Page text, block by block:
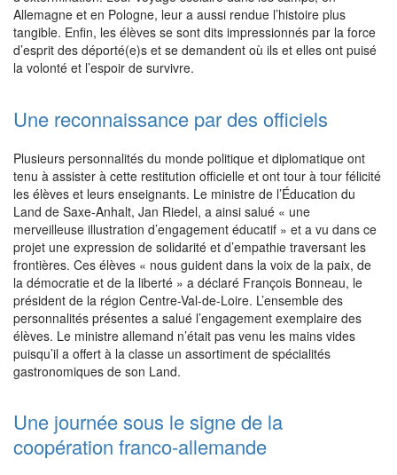
Allemagne et en Pologne, leur a aussi rendue l’histoire plus
tangible. Enfin, les élèves se sont dits impressionnés par la force
d’esprit des déporté(e)s et se demandent où ils et elles ont puisé
la volonté et l’espoir de survivre.
Une reconnaissance par des officiels
Plusieurs personnalités du monde politique et diplomatique ont
tenu à assister à cette restitution officielle et ont tour à tour félicité
les élèves et leurs enseignants. Le ministre de l’Éducation du
Land de Saxe-Anhalt, Jan Riedel, a ainsi salué « une
merveilleuse illustration d’engagement éducatif » et a vu dans ce
projet une expression de solidarité et d’empathie traversant les
frontières. Ces élèves « nous guident dans la voix de la paix, de
la démocratie et de la liberté » a déclaré François Bonneau, le
président de la région Centre-Val-de-Loire. L’ensemble des
personnalités présentes a salué l’engagement exemplaire des
élèves. Le ministre allemand n’était pas venu les mains vides
puisqu’il a offert à la classe un assortiment de spécialités
gastronomiques de son Land.
Une journée sous le signe de la
coopération franco-allemande